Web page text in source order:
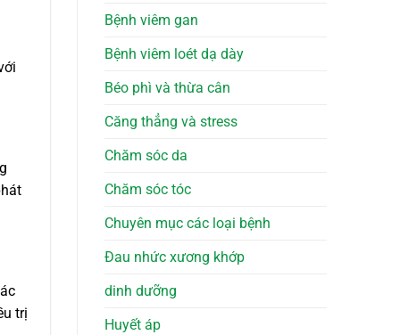
trị
Bệnh viêm gan
Bệnh viêm loét dạ dày
Béo phì và thừa cân
Căng thẳng và stress
Chăm sóc da
Chăm sóc tóc
Chuyên mục các loại bệnh
Đau nhức xương khớp
dinh dưỡng
Huyết áp